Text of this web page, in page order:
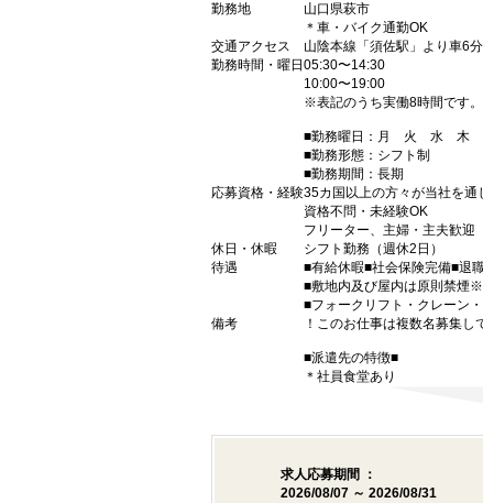
勤務地
山口県萩市
＊車・バイク通勤OK
交通アクセス
山陰本線「須佐駅」より車6分
勤務時間・曜日 05:30〜14:30
10:00〜19:00
※表記のうち実働8時間です。
■勤務曜日：月 火 水
■勤務形態：シフト制
■勤務期間：長期
応募資格・経験35カ国以上の方々が当社を通
資格不問・未経験OK
フリーター、主婦・主夫歓迎
休日・休暇
シフト勤務（週休2日）
待遇
■有給休暇■社会保険完備■退
■敷地内及び屋内は原則禁煙
■フォークリフト・クレーン
備考
！このお仕事は複数名募集し
■派遣先の特徴■
＊社員食堂あり
求人応募期間 ：
2026/08/07 ～ 2026/08/31